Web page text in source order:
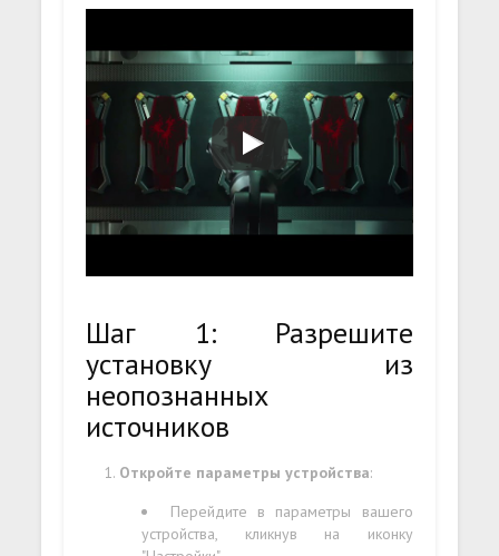
Шаг 1: Разрешите
установку из
неопознанных
источников
Откройте параметры устройства:
Перейдите в параметры вашего
устройства, кликнув на иконку